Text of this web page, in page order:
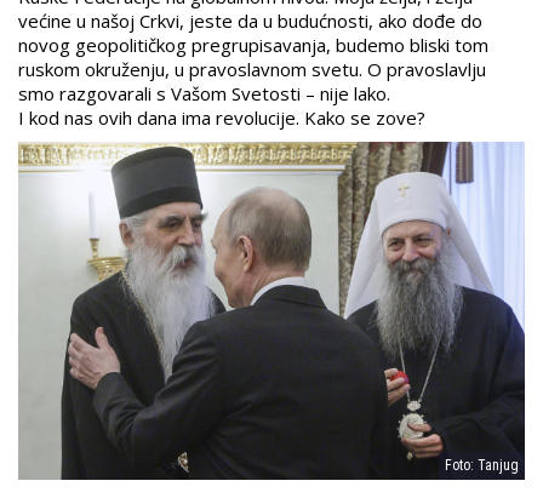
većine u našoj Crkvi, jeste da u budućnosti, ako dođe do
novog geopolitičkog pregrupisavanja, budemo bliski tom
ruskom okruženju, u pravoslavnom svetu. O pravoslavlju
smo razgovarali s Vašom Svetosti – nije lako.
I kod nas ovih dana ima revolucije. Kako se zove?
Foto: Tanjug